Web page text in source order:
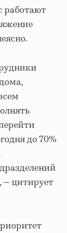
работают
до 70%
— цитирует